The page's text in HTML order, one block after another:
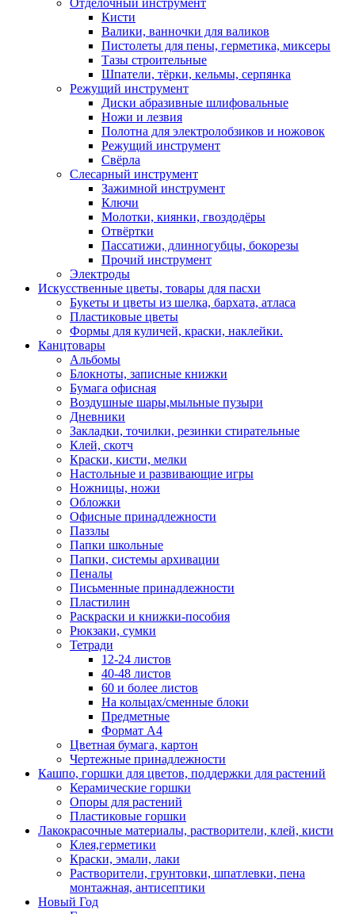
Кисти
Валики, ванночки для валиков
Пистолеты для пены, герметика, миксеры
Тазы строительные
Шпатели, тёрки, кельмы, серпянка
Режущий инструмент
Диски абразивные шлифовальные
Ножи и лезвия
Полотна для электролобзиков и ножовок
Режущий инструмент
Свёрла
Слесарный инструмент
Зажимной инструмент
Ключи
Молотки, киянки, гвоздодёры
Отвёртки
Пассатижи, длинногубцы, бокорезы
Прочий инструмент
Электроды
Искусственные цветы, товары для пасхи
Букеты и цветы из шелка, бархата, атласа
Пластиковые цветы
Формы для куличей, краски, наклейки.
Канцтовары
Альбомы
Блокноты, записные книжки
Бумага офисная
Воздушные шары,мыльные пузыри
Дневники
Закладки, точилки, резинки стирательные
Клей, скотч
Краски, кисти, мелки
Настольные и развивающие игры
Ножницы, ножи
Обложки
Офисные принадлежности
Паззлы
Папки школьные
Папки, системы архивации
Пеналы
Письменные принадлежности
Пластилин
Раскраски и книжки-пособия
Рюкзаки, сумки
Тетради
12-24 листов
40-48 листов
60 и более листов
На кольцах/сменные блоки
Предметные
Формат А4
Цветная бумага, картон
Чертежные принадлежности
Кашпо, горшки для цветов, поддержки для растений
Керамические горшки
Опоры для растений
Пластиковые горшки
Лакокрасочные материалы, растворители, клей, кисти
Клея,герметики
Краски, эмали, лаки
Растворители, грунтовки, шпатлевки, пена
монтажная, антисептики
Новый Год